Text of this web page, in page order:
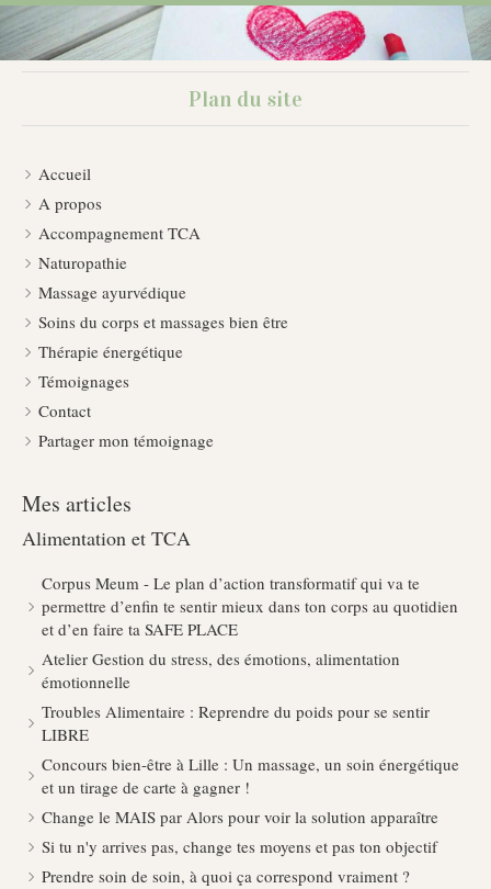
Plan du site
Accueil
A propos
Accompagnement TCA
Naturopathie
Massage ayurvédique
Soins du corps et massages bien être
Thérapie énergétique
Témoignages
Contact
Partager mon témoignage
Mes articles
Alimentation et TCA
Corpus Meum - Le plan d’action transformatif qui va te
permettre d’enfin te sentir mieux dans ton corps au quotidien
et d’en faire ta SAFE PLACE
Atelier Gestion du stress, des émotions, alimentation
émotionnelle
Troubles Alimentaire : Reprendre du poids pour se sentir
LIBRE
Concours bien-être à Lille : Un massage, un soin énergétique
et un tirage de carte à gagner !
Change le MAIS par Alors pour voir la solution apparaître
Si tu n'y arrives pas, change tes moyens et pas ton objectif
Prendre soin de soin, à quoi ça correspond vraiment ?